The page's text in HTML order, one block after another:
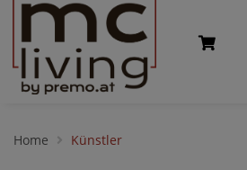
Home Künstler